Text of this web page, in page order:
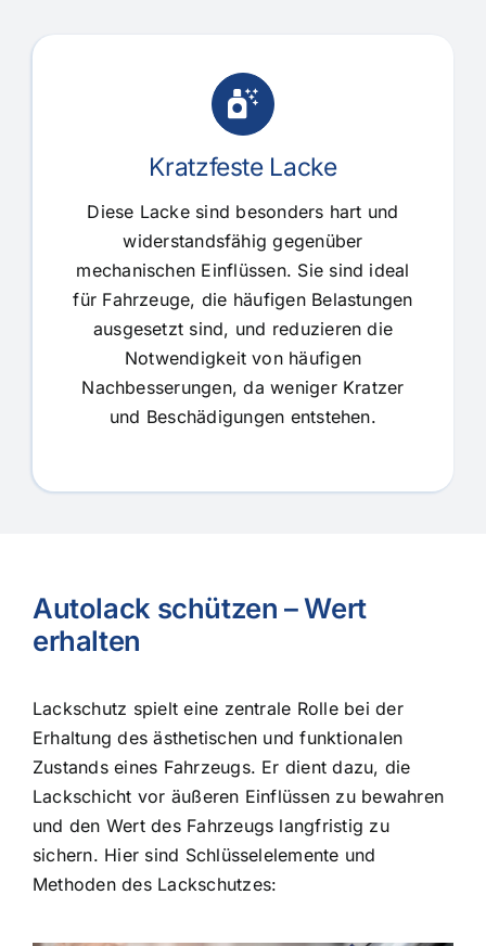
Kratzfeste Lacke
Diese Lacke sind besonders hart und
widerstandsfähig gegenüber
mechanischen Einflüssen. Sie sind ideal
für Fahrzeuge, die häufigen Belastungen
ausgesetzt sind, und reduzieren die
Notwendigkeit von häufigen
Nachbesserungen, da weniger Kratzer
und Beschädigungen entstehen.
Autolack schützen – Wert
erhalten
Lackschutz spielt eine zentrale Rolle bei der
Erhaltung des ästhetischen und funktionalen
Zustands eines Fahrzeugs. Er dient dazu, die
Lackschicht vor äußeren Einflüssen zu bewahren
und den Wert des Fahrzeugs langfristig zu
sichern. Hier sind Schlüsselelemente und
Methoden des Lackschutzes: